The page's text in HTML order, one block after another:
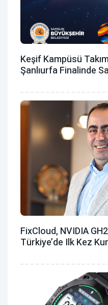
Keşif Kampüsü
Şanlıurfa Finalinde
FixCloud, NVIDIA
Türkiye’de Ilk Kez